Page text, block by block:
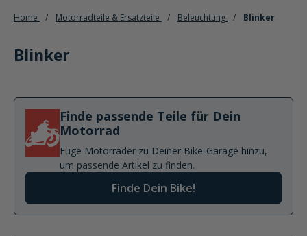
Home Motorradteile & Ersatzteile Beleuchtung Blinker
Blinker
Finde passende Teile für Dein
Motorrad
Füge Motorräder zu Deiner Bike-Garage hinzu,
um passende Artikel zu finden.
Finde Dein Bike!